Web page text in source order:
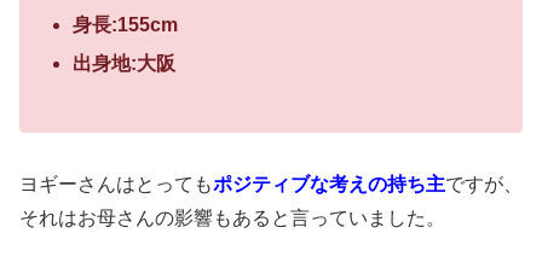
身長:155cm
出身地:大阪
ヨギーさんはとってもポジティブな考えの持ち主ですが、
それはお母さんの影響もあると言っていました。